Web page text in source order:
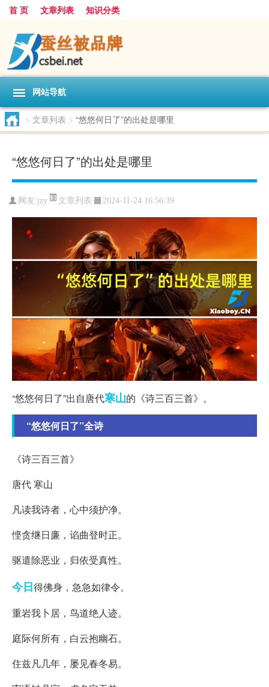
首 页 文章列表 知识分类
网站导航
> 文章列表 > “悠悠何日了”的出处是哪里
“悠悠何日了”的出处是哪里
网友:jzy 文章列表 2024-11-24 16:56:39
“悠悠何日了”出自唐代寒山的《诗三百三首》。
“悠悠何日了”全诗
《诗三百三首》
唐代 寒山
凡读我诗者，心中须护净。
悭贪继日廉，谄曲登时正。
驱遣除恶业，归依受真性。
今日得佛身，急急如律令。
重岩我卜居，鸟道绝人迹。
庭际何所有，白云抱幽石。
住兹凡几年，屡见春冬易。